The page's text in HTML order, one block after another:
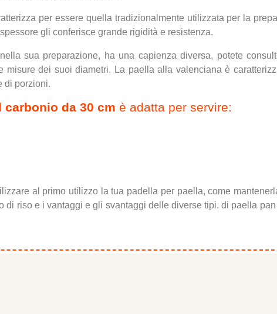
per essere quella tradizionalmente utilizzata per la
gli conferisce grande rigidità e resistenza.
sua preparazione, ha una capienza diversa, potete
dei suoi diametri. La paella alla valenciana è
di porzioni.
da 30 cm è adatta per servire:
al primo utilizzo la tua padella per paella, come
riso e i vantaggi e gli svantaggi delle diverse tipi. di paella